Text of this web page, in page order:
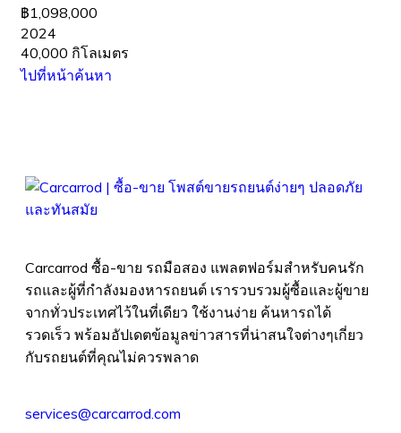
฿1,098,000
2024
40,000 กิโลเมตร
ไปที่หน้าค้นหา
Carcarrod ซื้อ-ขาย รถมือสอง แพลตฟอร์มสำหรับคนรัก
รถและผู้ที่กำลังมองหารถยนต์ เรารวบรวมผู้ซื้อและผู้ขาย
จากทั่วประเทศไว้ในที่เดียว ใช้งานง่าย ค้นหารถได้
รวดเร็ว พร้อมอัปเดตข้อมูลข่าวสารที่น่าสนใจต่างๆเกี่ยว
กับรถยนต์ที่คุณไม่ควรพลาด
services@carcarrod.com